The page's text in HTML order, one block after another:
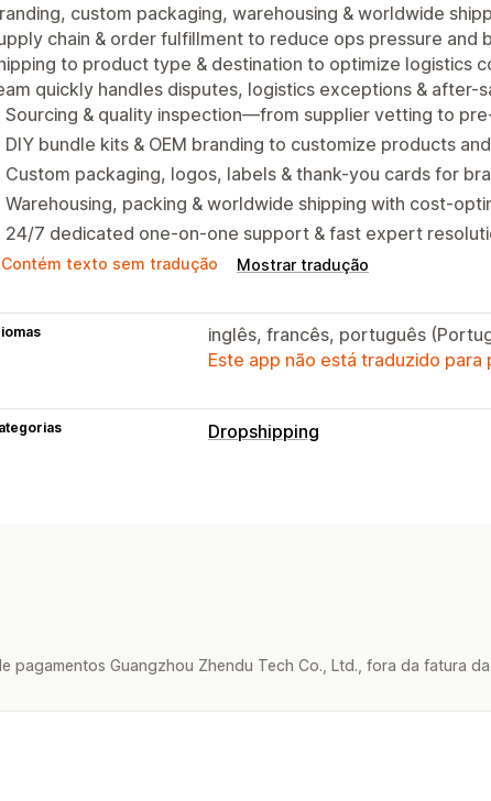
custom packaging, warehousing & worldwide
chain & order fulfillment to reduce ops pressure and
to product type & destination to optimize logistics
quickly handles disputes, logistics exceptions &
Sourcing & quality inspection—from supplier vetting to
DIY bundle kits & OEM branding to customize products
Custom packaging, logos, labels & thank-you cards for
Warehousing, packing & worldwide shipping with cost-
24/7 dedicated one-on-one support & fast expert
Contém texto sem tradução Mostrar tradução
inglês, francês, português
Este app não está traduzido para
Dropshipping
Guangzhou Zhendu Tech Co., Ltd., fora da fatura